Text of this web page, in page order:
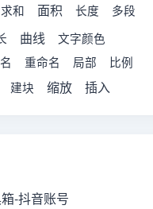
求和 面积 长度 多段
曲线
文字颜色
重命名 局部 比例
建块 缩放 插入
-抖音账号